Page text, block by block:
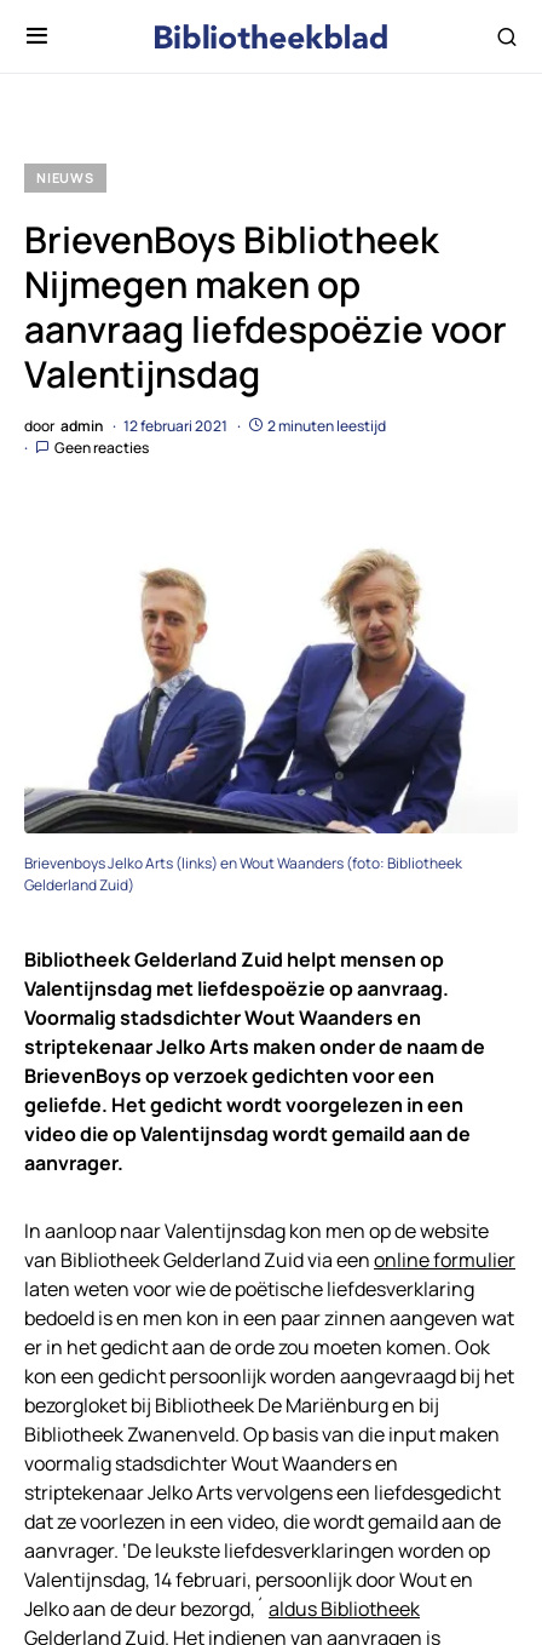
NIEUWS
BrievenBoys Bibliotheek
Nijmegen maken op
aanvraag liefdespoëzie voor
Valentijnsdag
door admin 12 februari 2021
2 minuten leestijd
Geen reacties
Brievenboys Jelko Arts (links) en Wout Waanders (foto: Bibliotheek
Gelderland Zuid)
Bibliotheek Gelderland Zuid helpt mensen op
Valentijnsdag met liefdespoëzie op aanvraag.
Voormalig stadsdichter Wout Waanders en
striptekenaar Jelko Arts maken onder de naam de
BrievenBoys op verzoek gedichten voor een
geliefde. Het gedicht wordt voorgelezen in een
video die op Valentijnsdag wordt gemaild aan de
aanvrager.
In aanloop naar Valentijnsdag kon men op de website
van Bibliotheek Gelderland Zuid via eenonline formulier
laten weten voor wie de poëtische liefdesverklaring
bedoeld is en men kon in een paar zinnen aangeven wat
er in het gedicht aan de orde zou moeten komen. Ook
kon een gedicht persoonlijk worden aangevraagd bij het
bezorgloket bij Bibliotheek De Mariënburg en bij
Bibliotheek Zwanenveld. Op basis van die input maken
voormalig stadsdichter Wout Waanders en
striptekenaar Jelko Arts vervolgens een liefdesgedicht
dat ze voorlezen in een video, die wordt gemaild aan de
aanvrager. ‘De leukste liefdesverklaringen worden op
Valentijnsdag, 14 februari, persoonlijk door Wout en
Jelko aan de deur bezorgd,´ aldus Bibliotheek
Gelderland Zuid. Het indienen van aanvragen is